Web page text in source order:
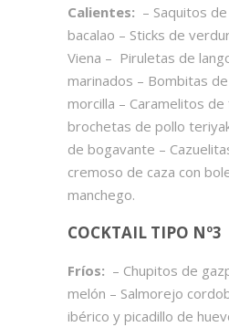
Calientes: – Saquitos
bacalao – Sticks de
Viena – Piruletas de
marinados – Bombitas
morcilla – Caramelitos de
brochetas de pollo
de bogavante –
cremoso de caza con
manchego.
COCKTAIL TIPO Nº3
Fríos: – Chupitos de
melón – Salmorejo
ibérico y picadillo de